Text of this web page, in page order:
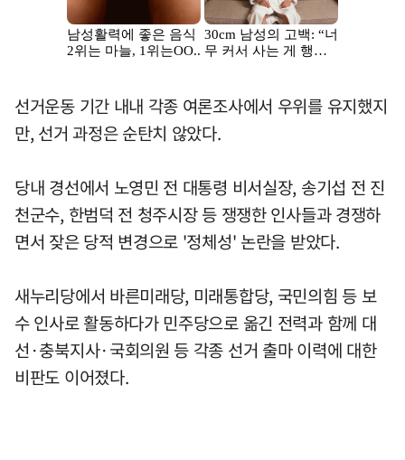
선거운동 기간 내내 각종 여론조사에서 우위를 유지했지
만, 선거 과정은 순탄치 않았다.
당내 경선에서 노영민 전 대통령 비서실장, 송기섭 전 진
천군수, 한범덕 전 청주시장 등 쟁쟁한 인사들과 경쟁하
면서 잦은 당적 변경으로 '정체성' 논란을 받았다.
새누리당에서 바른미래당, 미래통합당, 국민의힘 등 보
수 인사로 활동하다가 민주당으로 옮긴 전력과 함께 대
선·충북지사·국회의원 등 각종 선거 출마 이력에 대한
비판도 이어졌다.